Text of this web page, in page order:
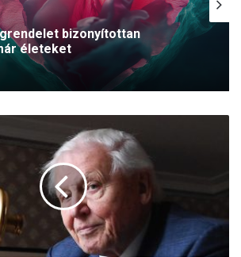
bizonyítottan
életeket